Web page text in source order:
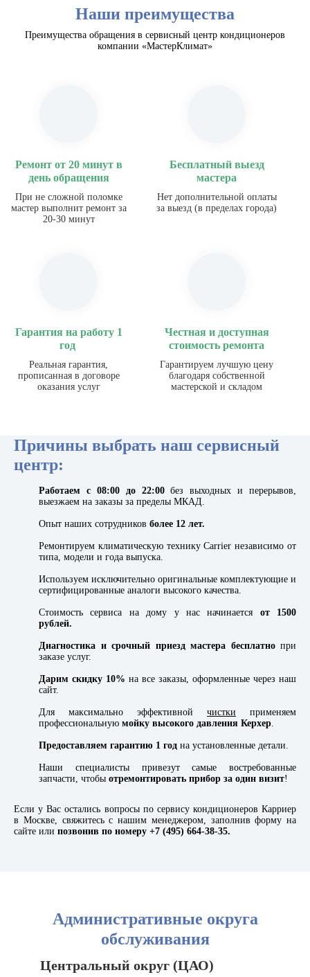
Наши преимущества
Преимущества обращения в сервисный центр кондиционеров
компании «МастерКлимат»
Ремонт от 20 минут в
день обращения
При не сложной поломке
мастер выполнит ремонт за
20-30 минут
Бесплатный выезд
мастера
Нет дополнительной оплаты
за выезд (в пределах города)
Гарантия на работу 1
год
Реальная гарантия,
прописанная в договоре
оказания услуг
Честная и доступная
стоимость ремонта
Гарантируем лучшую цену
благодаря собственной
мастерской и складом
Причины выбрать наш сервисный
центр:
Работаем с 08:00 до 22:00без выходных и перерывов,
выезжаем на заказы за пределы МКАД.
Опыт наших сотрудников более 12 лет.
Ремонтируем климатическую технику Carrier независимо от
типа, модели и года выпуска.
Используем исключительно оригинальные комплектующие и
сертифицированные аналоги высокого качества.
Стоимость сервиса на дому у нас начинается от 1500
рублей.
Диагностика и срочный приезд мастера бесплатнопри
заказе услуг.
Дарим скидку 10% на все заказы, оформленные через наш
сайт.
Для максимально эффективной чистки применяем
профессиональную мойку высокого давления Керхер
Предоставляем гарантию 1 год на установленные детали.
Наши специалисты привезут самые востребованные
запчасти, чтобы отремонтировать прибор за один визит!
Если у Вас остались вопросы по сервису кондиционеров Карриер
в Москве, свяжитесь с нашим менеджером, заполнив форму на
сайте или позвонив по номеру +7 (495) 664-38-35.
Административные округа
обслуживания
Центральный округ (ЦАО)